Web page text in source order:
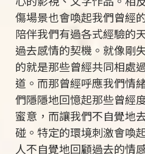
傷場景也會喚起我們曾經
陪伴我們有過各式經驗的
過去感情的契機。就像剛
的就是那些曾經共同相處
道。而那曾經呼應我們情
們隱隱地回憶起那些曾經
蜜意，而讓我們不自覺地
碰。特定的環境刺激會喚
人不自覺地回顧過去的情